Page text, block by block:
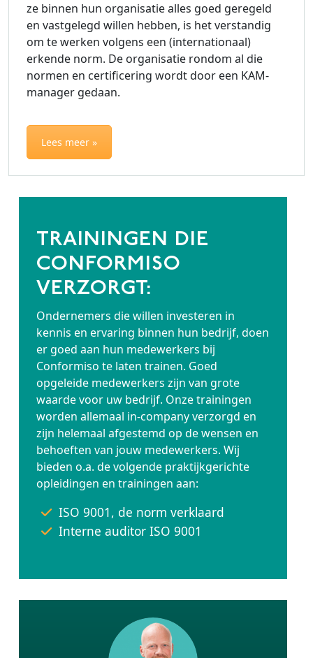
ze binnen hun organisatie alles goed geregeld
en vastgelegd willen hebben, is het verstandig
om te werken volgens een (internationaal)
erkende norm. De organisatie rondom al die
normen en certificering wordt door een KAM-
manager gedaan.
Lees meer »
TRAININGEN DIE
CONFORMISO
VERZORGT:
Ondernemers die willen investeren in
kennis en ervaring binnen hun bedrijf, doen
er goed aan hun medewerkers bij
Conformiso te laten trainen. Goed
opgeleide medewerkers zijn van grote
waarde voor uw bedrijf. Onze trainingen
worden allemaal in-company verzorgd en
zijn helemaal afgestemd op de wensen en
behoeften van jouw medewerkers. Wij
bieden o.a. de volgende praktijkgerichte
opleidingen en trainingen aan:
ISO 9001, de norm verklaard
Interne auditor ISO 9001